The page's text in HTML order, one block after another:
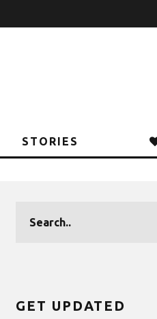
STORIES
GET UPDATED